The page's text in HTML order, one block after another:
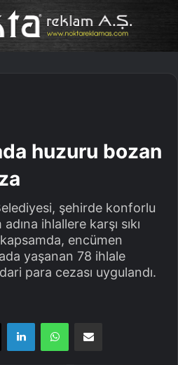
huzuru bozan
şehirde konforlu
ihlallere karşı sıkı
encümen
yaşanan 78 ihlale
para cezası uygulandı.